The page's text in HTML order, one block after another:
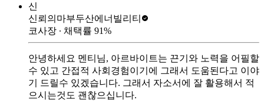
신
신뢰의마부두산에너빌리티
코사장 ∙ 채택률 91%
안녕하세요 멘티님, 아르바이트는 끈기와 노력을 어필할
수 있고 간접적 사회경험이기에 그래서 도움된다고 이야
기 드릴수 있겠습니다. 그래서 자소서에 잘 활용해서 적
으시는것도 괜찮으십니다.